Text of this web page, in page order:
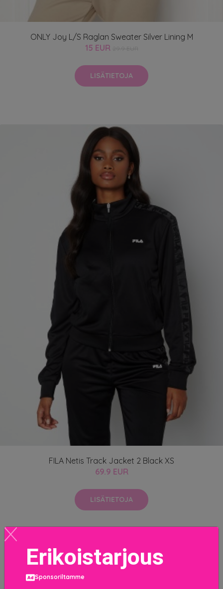
ONLY Joy L/S Raglan Sweater Silver Lining M
15 EUR
LISÄTIETOJA
FILA Netis Track Jacket 2 Black XS
69.9 EUR
LISÄTIETOJA
Erikoistarjous
Sponsoriltamme